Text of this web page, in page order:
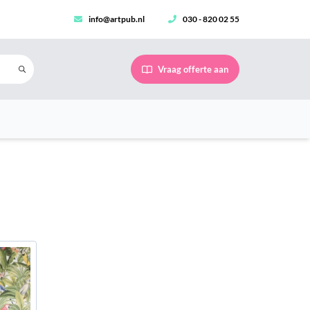
info@artpub.nl 030 - 820 02 55
Vraag offerte aan